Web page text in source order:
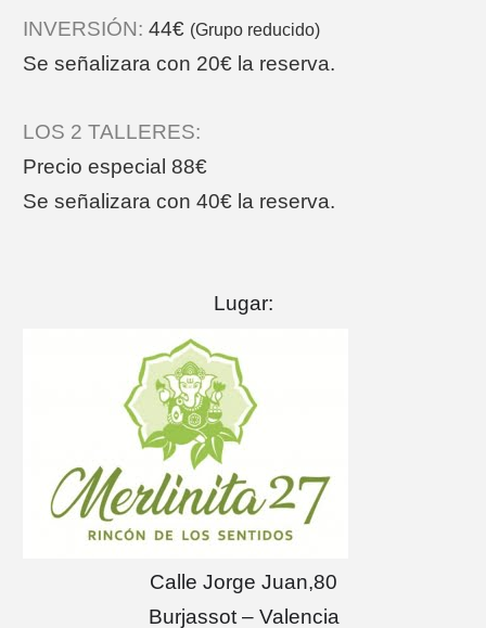
INVERSIÓN: 44€ (Grupo reducido)
Se señalizara con 20€ la reserva.
LOS 2 TALLERES:
Precio especial 88€
Se señalizara con 40€ la reserva.
Lugar:
Calle Jorge Juan,80
Burjassot – Valencia